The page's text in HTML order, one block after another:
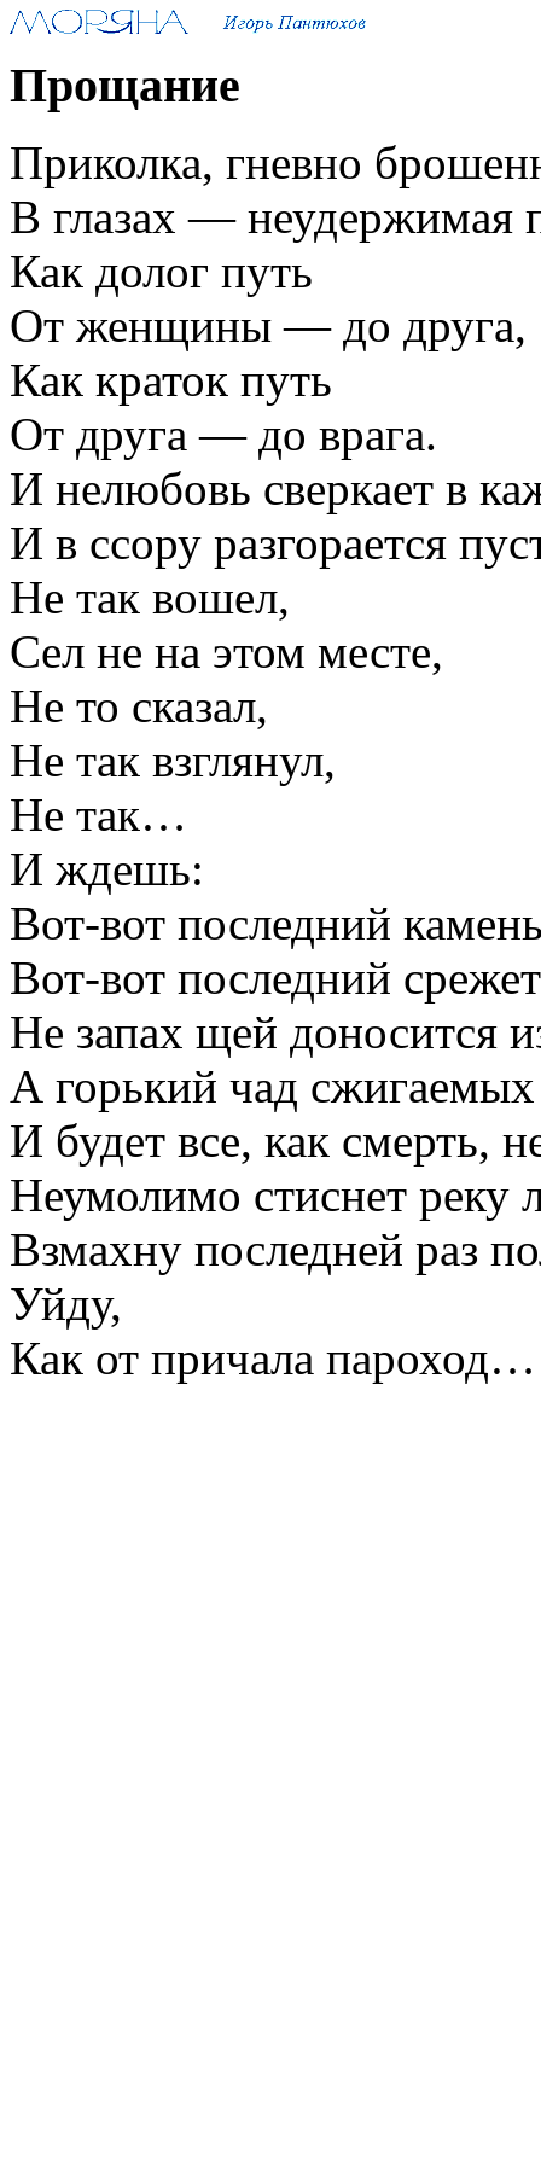
Прощание
Приколка, гневно
В глазах — неудержимая
Как долог путь
От женщины — до друга,
Как краток путь
От друга — до врага.
И нелюбовь сверкает в
И в ссору разгорается
Не так вошел,
Сел не на этом месте,
Не то сказал,
Не так взглянул,
Не так…
И ждешь:
Вот-вот последний
Вот-вот последний
Не запах щей доносится
А горький чад
И будет все, как смерть,
Неумолимо стиснет реку
Взмахну последней раз
Уйду,
Как от причала пароход…